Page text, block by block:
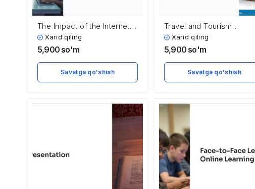
The Impact of the Internet in
Our Life
Xarid qiling
5,900 so'm
Savatga qo'shish
Travel and Tourism
Exploring the Worlds Most
Dynamic Industry
Xarid qiling
5,900 so'm
Savatga qo'shish